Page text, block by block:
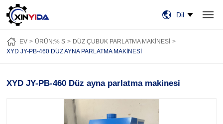
EV
ÜRÜN:% S
VIDEO
VAKALAR
HABERLER
HAKKIMIZDA
BİZE ULAŞIN
Dil
EV ÜRÜN:% S
DÜZ ÇUBUK PARLATMA MAKINESI
XYD JY-PB-460 DÜZ AYNA PARLATMA MAKINESI
XYD JY-PB-460 Düz ayna parlatma makinesi